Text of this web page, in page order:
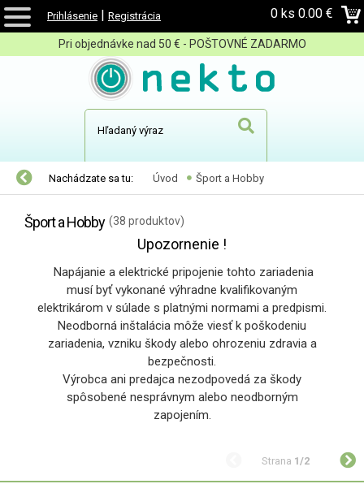
Prihlásenie | Registrácia 0 ks 0.00 €
Pri objednávke nad 50 € - POŠTOVNÉ ZADARMO
Nachádzate sa tu: Úvod Šport a Hobby
Šport a Hobby (38 produktov)
Upozornenie !
Napájanie a elektrické pripojenie tohto zariadenia
musí byť vykonané výhradne kvalifikovaným
elektrikárom v súlade s platnými normami a predpismi.
Neodborná inštalácia môže viesť k poškodeniu
zariadenia, vzniku škody alebo ohrozeniu zdravia a
bezpečnosti.
Výrobca ani predajca nezodpovedá za škody
spôsobené nesprávnym alebo neodborným
zapojením.
Strana 1/2